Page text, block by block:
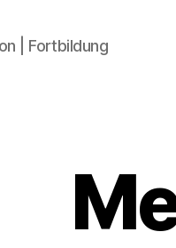
| Fortbildung